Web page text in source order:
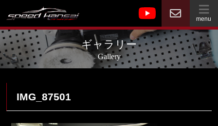
menu
ギャラリー
Gallery
IMG_87501